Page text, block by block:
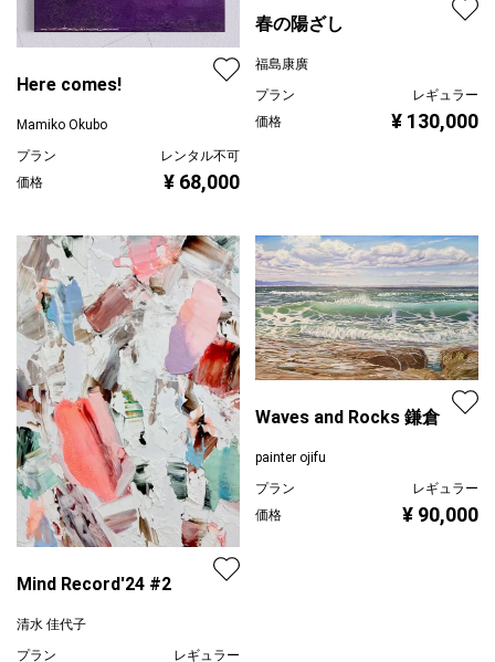
Here comes!
Mamiko Okubo
プラン
レンタル不可
価格
¥ 68,000
春の陽ざし
福島康廣
プラン
レギュラー
価格
¥ 130,000
Mind Record'24 #2
清水 佳代子
プラン
レギュラー
Waves and Rocks 鎌倉
painter ojifu
プラン
レギュラー
価格
¥ 90,000